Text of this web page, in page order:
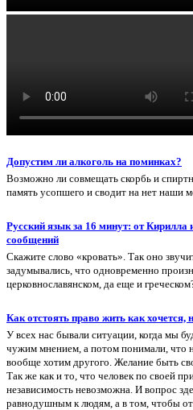
Допустим ли алкоголь на поминках?
Возможно ли совмещать скорбь и
память усопшего и сводит на нет наши
Русский язык за 16 минут: от
сообщений
Скажите слово «кровать». Так оно
задумывались, что одновременно
церковнославянском, да еще и
Как отстоять право жить как хочется,
У всех нас бывали ситуации, когда мы
чужим мнением, а потом понимали, что
вообще хотим другого. Желание быть
Так же как и то, что человек по своей
независимость невозможна. И вопрос
равнодушным к людям, а в том, чтобы